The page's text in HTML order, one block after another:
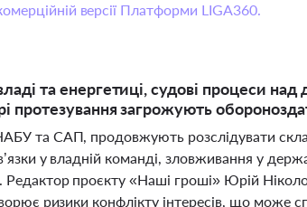
версії Платформи LIGA360.
та енергетиці, судові процеси
протезування загрожують
та САП, продовжують розслідувати
у владній команді, зловживання у
Редактор проєкту «Наші гроші» Юрій
ризики конфлікту інтересів, що може